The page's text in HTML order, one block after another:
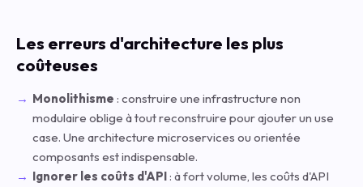
Les erreurs d'architecture les plus
coûteuses
Monolithisme : construire une infrastructure non
modulaire oblige à tout reconstruire pour ajouter un use
case. Une architecture microservices ou orientée
composants est indispensable.
Ignorer les coûts d'API: à fort volume, les coûts d'API